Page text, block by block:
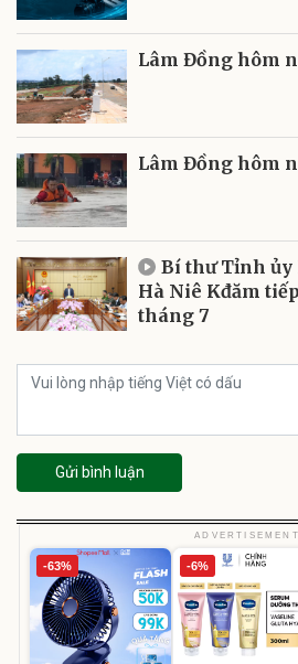
Lâm Đồng hôm
Lâm Đồng hôm
Bí thư Tỉnh ủy
Hà Niê Kđăm
tháng 7
Gửi bình luận
ADVERTISEMENT
-63% -6%